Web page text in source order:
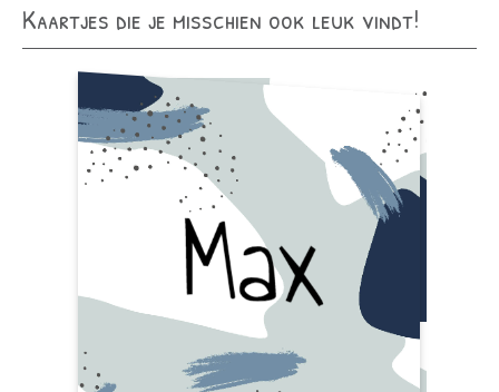
Kaartjes die je misschien ook leuk vindt!